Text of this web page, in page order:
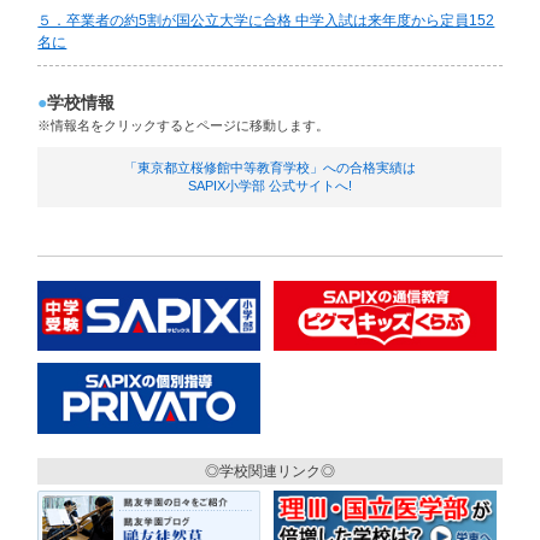
５．卒業者の約5割が国公立大学に合格 中学入試は来年度から定員152
名に
●学校情報
※情報名をクリックするとページに移動します。
「東京都立桜修館中等教育学校」への合格実績は
SAPIX小学部 公式サイトへ!
◎学校関連リンク◎